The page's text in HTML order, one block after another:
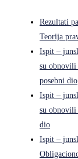
Rezultati
Teorija
Ispit –
su obnovili
posebni dio
Ispit –
su obnovili
dio
Ispit –